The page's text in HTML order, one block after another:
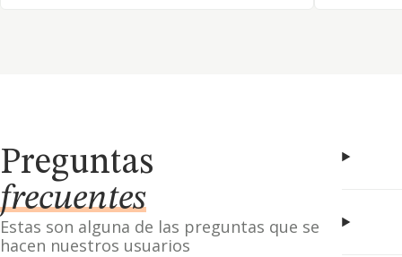
Preguntas
frecuentes
Estas son alguna de las preguntas que se
hacen nuestros usuarios